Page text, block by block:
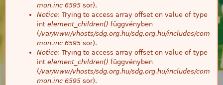
mon.inc 6595 sor).
Notice: Trying to access array offset on value of type
int element_children() függvényben
(/var/www/vhosts/sdg.org.hu/sdg.org.hu/includes/com
mon.inc 6595 sor).
Notice: Trying to access array offset on value of type
int element_children() függvényben
(/var/www/vhosts/sdg.org.hu/sdg.org.hu/includes/com
mon.inc 6595 sor).